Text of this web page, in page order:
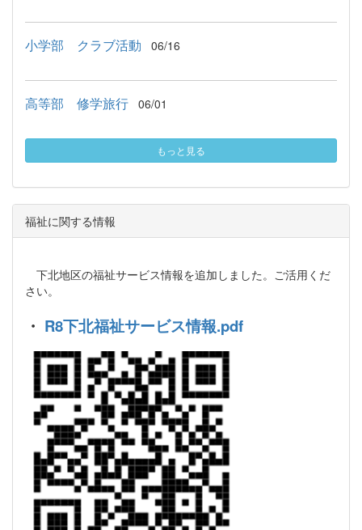
小学部 クラブ活動 06/16
高等部 修学旅行 06/01
もっと見る
福祉に関する情報
下北地区の福祉サービス情報を追加しました。ご活用くだ
さい。
・ R8下北福祉サービス情報.pdf